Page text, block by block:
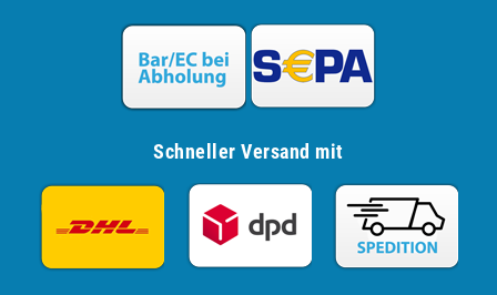
Schneller Versand mit